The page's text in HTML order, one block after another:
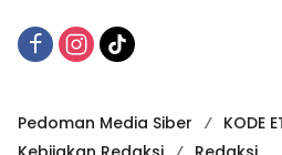
Pedoman Media Siber
KODE